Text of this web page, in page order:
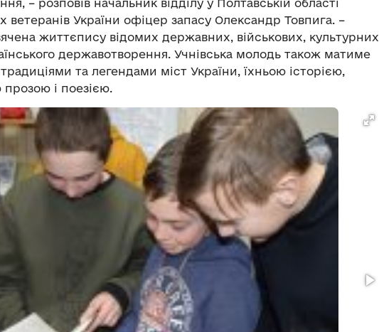
– розповів начальник відділу у Полтавській області
ветеранів України офіцер запасу Олександр Товпига. –
життєпису відомих державних, військових, культурних
державотворення. Учнівська молодь також матиме
та легендами міст України, їхньою історією,
і поезією.